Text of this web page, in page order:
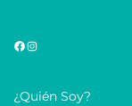
¿Quién Soy?